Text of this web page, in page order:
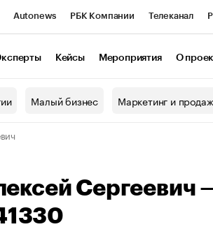
Autonews РБК Компании Телеканал
Кейсы Мероприятия О
Малый бизнес Маркетинг и